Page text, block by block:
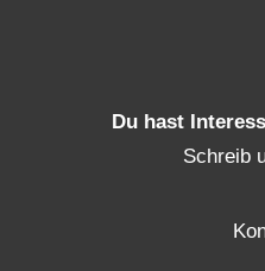
Du hast
Schreib